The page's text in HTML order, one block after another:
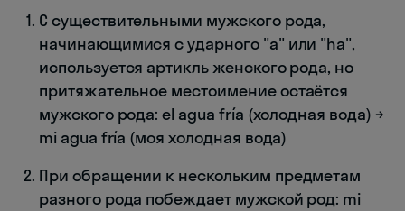
С существительными мужского рода,
начинающимися с ударного "а" или "ha",
используется артикль женского рода, но
притяжательное местоимение остаётся
мужского рода: el agua fría (холодная вода) →
mi agua fría (моя холодная вода)
При обращении к нескольким предметам
разного рода побеждает мужской род: mi